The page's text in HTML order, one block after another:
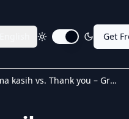
Toggle dark mode
Get
Terima kasih vs. Thank you – Gracias versus gracias en indonesio